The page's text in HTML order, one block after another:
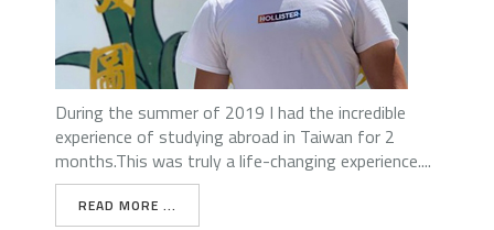
During the summer of 2019 I had the incredible
experience of studying abroad in Taiwan for 2
months.This was truly a life-changing experience....
READ MORE ...